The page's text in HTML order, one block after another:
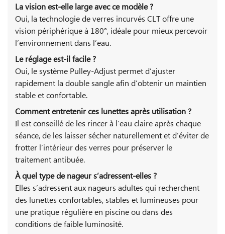
La vision est-elle large avec ce modèle ?
Oui, la technologie de verres incurvés CLT offre une
vision périphérique à 180°, idéale pour mieux percevoir
l’environnement dans l’eau.
Le réglage est-il facile ?
Oui, le système Pulley-Adjust permet d’ajuster
rapidement la double sangle afin d’obtenir un maintien
stable et confortable.
Comment entretenir ces lunettes après utilisation ?
Il est conseillé de les rincer à l’eau claire après chaque
séance, de les laisser sécher naturellement et d’éviter de
frotter l’intérieur des verres pour préserver le
traitement antibuée.
À quel type de nageur s’adressent-elles ?
Elles s’adressent aux nageurs adultes qui recherchent
des lunettes confortables, stables et lumineuses pour
une pratique régulière en piscine ou dans des
conditions de faible luminosité.